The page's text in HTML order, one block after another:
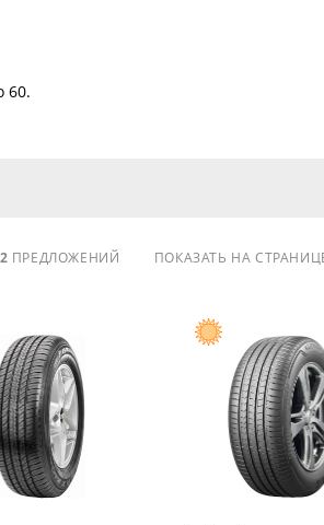
60.
ПРЕДЛОЖЕНИЙ ПОКАЗАТЬ НА